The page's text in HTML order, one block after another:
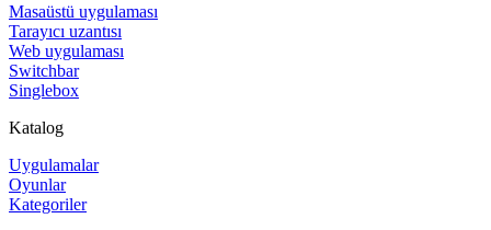
Masaüstü uygulaması
Tarayıcı uzantısı
Web uygulaması
Switchbar
Singlebox
Katalog
Uygulamalar
Oyunlar
Kategoriler